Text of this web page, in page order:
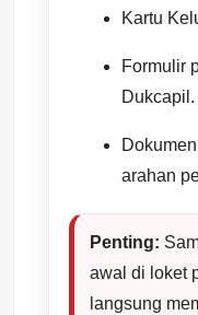
Kartu
Formulir
Dukcapil.
arahan
Penting:
awal di loket
langsung